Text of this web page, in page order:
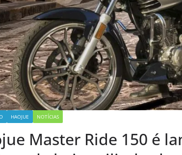
HAOJUE NOTÍCIAS
Master Ride 150 é